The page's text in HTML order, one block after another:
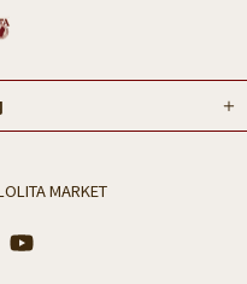
MARKET